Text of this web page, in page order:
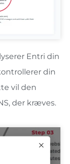
Entri din
din
vil den
der kræves.